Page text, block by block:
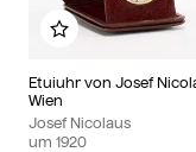
Etuiuhr von Josef
Wien
Josef Nicolaus
um 1920
Zu meinem